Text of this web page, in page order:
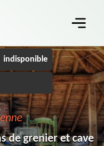
indisponible
de grenier et cave